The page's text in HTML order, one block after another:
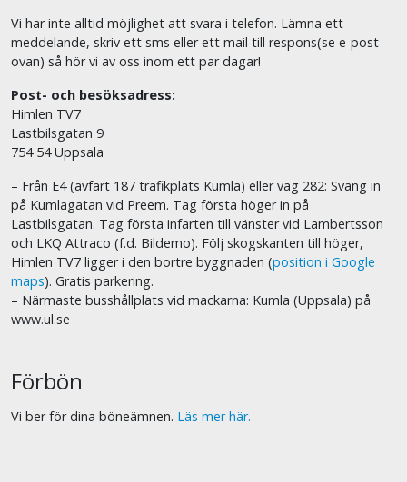
Vi har inte alltid möjlighet att svara i telefon. Lämna ett
meddelande, skriv ett sms eller ett mail till respons(se e-post
ovan) så hör vi av oss inom ett par dagar!
Post- och besöksadress:
Himlen TV7
Lastbilsgatan 9
754 54 Uppsala
– Från E4 (avfart 187 trafikplats Kumla) eller väg 282: Sväng in
på Kumlagatan vid Preem. Tag första höger in på
Lastbilsgatan. Tag första infarten till vänster vid Lambertsson
och LKQ Attraco (f.d. Bildemo). Följ skogskanten till höger,
Himlen TV7 ligger i den bortre byggnaden (position i Google
maps). Gratis parkering.
– Närmaste busshållplats vid mackarna: Kumla (Uppsala) på
www.ul.se
Förbön
Vi ber för dina böneämnen. Läs mer här.